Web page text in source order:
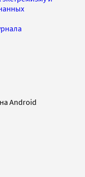
Android